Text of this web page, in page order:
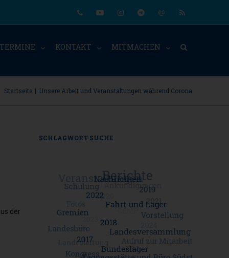
TERMINE KONTAKT MITMACHEN
Startseite | Unsere Arbeit und Veranstaltungen während Corona
der
SCHLAGWORT-SUCHE